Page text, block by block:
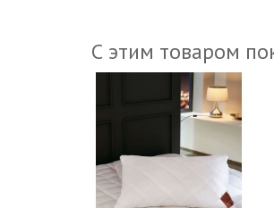
С этим товаром